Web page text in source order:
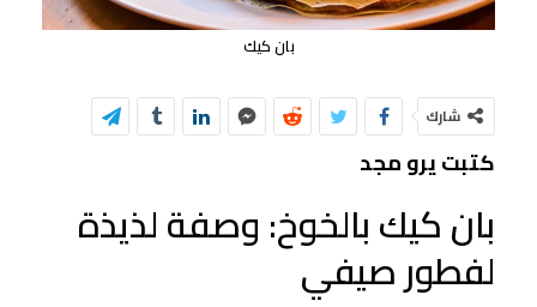
بان كيك
شارك
كتبت يرو مجد
بان كيك بالخوخ: وصفة لذيذة
لفطور صيفي